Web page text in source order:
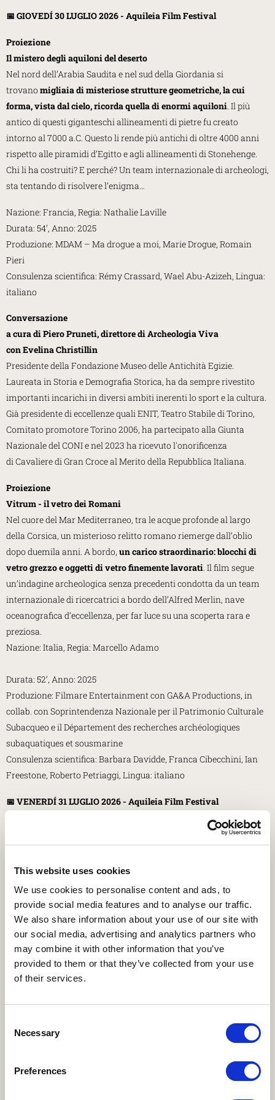
This website uses cookies
We use cookies to personalise content and ads, to
provide social media features and to analyse our traffic.
We also share information about your use of our site with
our social media, advertising and analytics partners who
may combine it with other information that you’ve
provided to them or that they’ve collected from your use
of their services.
Selection
Necessary
Preferences
📅 GIOVEDÍ 30 LUGLIO 2026 - Aquileia Film Festival
Proiezione
Il mistero degli aquiloni del deserto
Nel nord dell’Arabia Saudita e nel sud della Giordania si
trovanomigliaia di misteriose strutture geometriche, la cui
forma, vista dal cielo, ricorda quella di enormi aquiloni. Il più
antico di questi giganteschi allineamenti di pietre fu creato
intorno al 7000 a.C. Questo li rende più antichi di oltre 4000 anni
rispetto alle piramidi d’Egitto e agli allineamenti di Stonehenge.
Chi li ha costruiti? E perché? Un team internazionale di archeologi,
sta tentando di risolvere l’enigma…
Nazione: Francia, Regia: Nathalie Laville
Durata: 54’, Anno: 2025
Produzione: MDAM – Ma drogue a moi, Marie Drogue, Romain
Pieri
Consulenza scientifica: Rémy Crassard, Wael Abu-Azizeh, Lingua:
italiano
Conversazione
a cura di Piero Pruneti,direttore di Archeologia Viva
conEvelina Christillin
Presidente della Fondazione Museo delle Antichità Egizie.
Laureata in Storia e Demografia Storica, ha da sempre rivestito
importanti incarichi in diversi ambiti inerenti lo sport e la cultura.
Già presidente di eccellenze quali ENIT, Teatro Stabile di Torino,
Comitato promotore Torino 2006, ha partecipato alla Giunta
Nazionale del CONI e nel 2023 ha ricevuto l'onorificenza
di Cavaliere di Gran Croce al Merito della Repubblica Italiana.
Proiezione
Vitrum - il vetro dei Romani
Nel cuore del Mar Mediterraneo, tra le acque profonde al largo
della Corsica, un misterioso relitto romano riemerge dall’oblio
dopo duemila anni. A bordo, un carico straordinario: blocchi di
vetro grezzo e oggetti di vetro finemente lavorati. Il film segue
un’indagine archeologica senza precedenti condotta da un team
internazionale di ricercatrici a bordo dell’Alfred Merlin, nave
oceanografica d’eccellenza, per far luce su una scoperta rara e
preziosa.
Nazione: Italia, Regia: Marcello Adamo
Durata: 52’, Anno: 2025
Produzione: Filmare Entertainment con GA&A Productions, in
collab. con Soprintendenza Nazionale per il Patrimonio Culturale
Subacqueo e il Département des recherches archéologiques
subaquatiques et sousmarine
Consulenza scientifica: Barbara Davidde, Franca Cibecchini, Ian
Freestone, Roberto Petriaggi, Lingua: italiano
📅 VENERDÍ 31 LUGLIO 2026 - Aquileia Film Festival
L’Impero Assiro – La storia rivelata
per svelare i misteri dell’Impero Assiro
luce i resti di una città dimenticata nel cuore dell’antica Assiria,
una italiana ricostruisce una straordinaria rete di canali, costruita
in pieno deserto dai re Assiri quasi 3.000 anni fa. La testimonianza
del prof. Morandi Bonacossi, direttore della missione condotta
dall’Università degli Studi di Udine ci ricordache la tutela del
patrimonio è oggi una delle frontiere concrete della difesa della
Durata: 90’, Anno: 2026
Consulenza scientifica: Daniele Morandi Bonacossi, Lingua: